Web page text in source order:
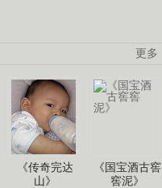
更多
《传奇完达
山》
《国宝酒古窖
窖泥》